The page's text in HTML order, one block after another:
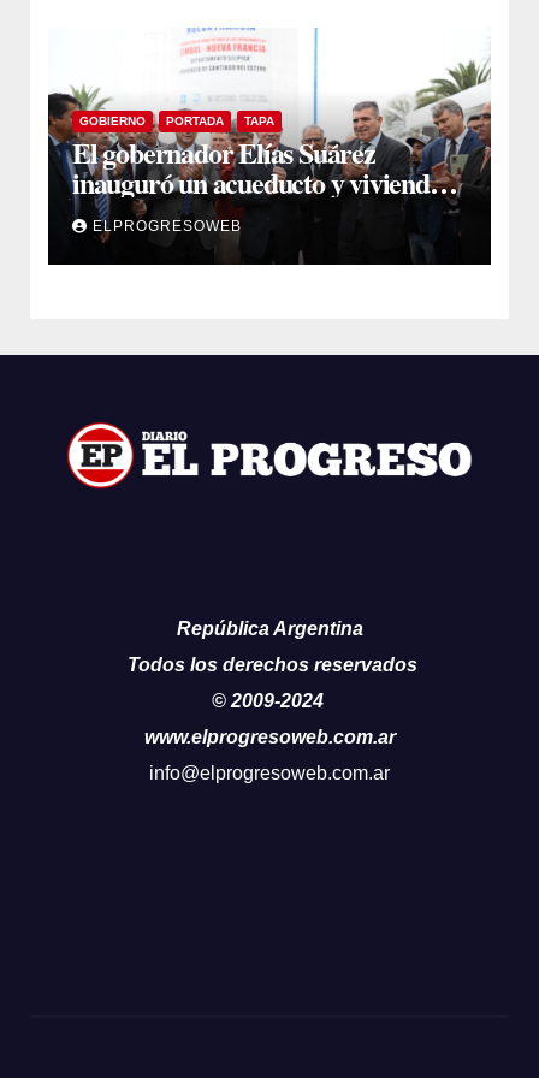
GOBIERNO PORTADA TAPA
El gobernador Elías Suárez
inauguró un acueducto y viviendas
sociales en El Simbol y Nueva
Francia
ELPROGRESOWEB
República Argentina
Todos los derechos reservados
© 2009-2024
www.elprogresoweb.com.ar
info@elprogresoweb.com.ar